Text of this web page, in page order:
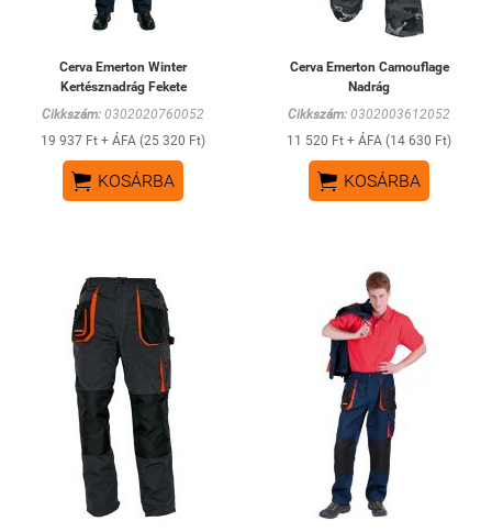
Cerva Emerton Winter
Kertésznadrág Fekete
Cikkszám: 0302020760052
19 937 Ft + ÁFA (25 320 Ft)
 KOSÁRBA
Cerva Emerton Camouflage
Nadrág
Cikkszám: 0302003612052
11 520 Ft + ÁFA (14 630 Ft)
 KOSÁRBA